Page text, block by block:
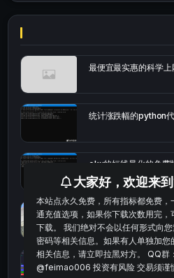
最便宜最实惠的科学上
统计涨跌幅的python
okx的短线量化的免费
bybit安卓端
Multi-indicator
易系统（持续更新）
大家好，欢迎来
本站点永久免费，所有指标都免费
通充值选项，如果你下载次数用完
下载。 我们绝对不会以任何形式向
密码等相关信息。如果有人单独加
相关信息，请立即拉黑对方。 QQ
@feimao006 投资有风险 交易须谨